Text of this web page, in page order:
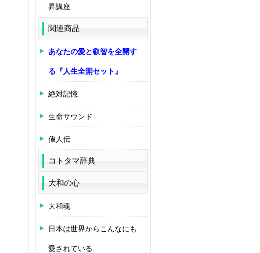
昇講座
関連商品
あなたの愛と叡智を全開す
る『人生全開セット』
絶対記憶
生命サウンド
偉人伝
コトタマ辞典
大和の心
大和魂
日本は世界からこんなにも
愛されている